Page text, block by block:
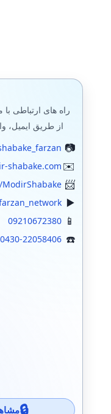
راه های ارتباطی
از طریق ایمیل،
shabake.com
09210672380
22058406